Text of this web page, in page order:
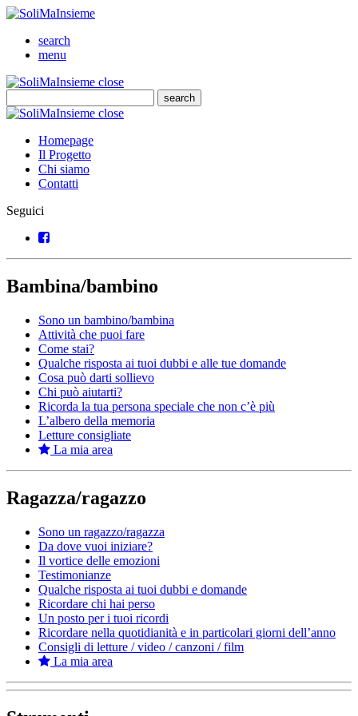
SoliMaInsieme
search
menu
SoliMaInsieme
closeClose
search
Cerca
SoliMaInsieme
closeClose
Homepage
Il Progetto
Chi siamo
Contatti
Seguici
Facebook
Bambina/bambino
Sono un bambino/bambina
Attività che puoi fare
Come stai?
Qualche risposta ai tuoi dubbi e alle tue domande
Cosa può darti sollievo
Chi può aiutarti?
Ricorda la tua persona speciale che non c’è più
L’albero della memoria
Letture consigliate
La mia area
Ragazza/ragazzo
Sono un ragazzo/ragazza
Da dove vuoi iniziare?
Il vortice delle emozioni
Testimonianze
Qualche risposta ai tuoi dubbi e domande
Ricordare chi hai perso
Un posto per i tuoi ricordi
Ricordare nella quotidianità e in particolari giorni dell’anno
Consigli di letture / video / canzoni / film
La mia area